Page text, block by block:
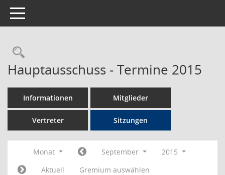
Toggle navigation
Rechercheauswahl
Hauptausschuss - Termine 2015
Informationen Mitglieder
Vertreter Sitzungen
Monat September
2015
Aktuell
Gremium auswählen